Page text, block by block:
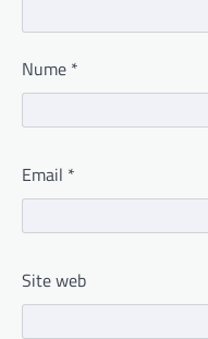
Nume *
Email *
Site web